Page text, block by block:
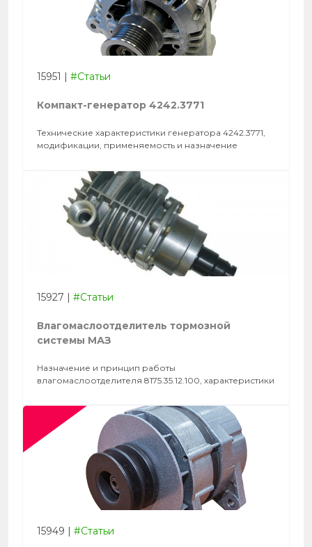
15951 | #Статьи
Компакт-генератор 4242.3771
Технические характеристики генератора 4242.3771,
модификации, применяемость и назначение
15927 | #Статьи
Влагомаслоотделитель тормозной
системы МАЗ
Назначение и принцип работы
влагомаслоотделителя 8175.35.12.100, характеристики
15949 | #Статьи